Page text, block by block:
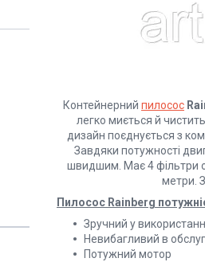
Контейнерний пилосос
легко миється й
дизайн поєднується з
Завдяки потужності
швидшим. Має 4 фільтри
метри.
Пилосос Rainberg
Зручний у
Невибагливий в
Потужний мотор